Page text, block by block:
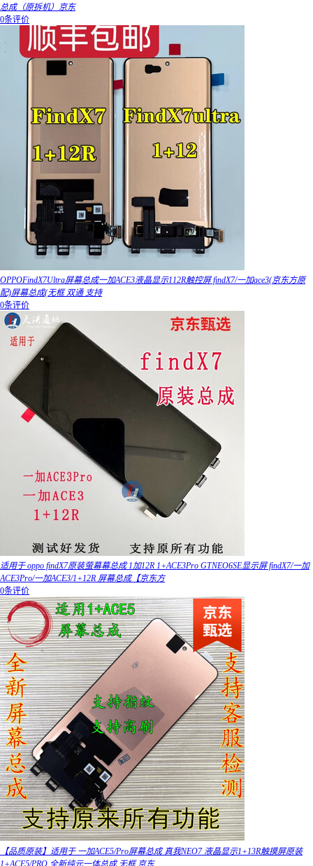
总成（原拆机）京东
0条评价
OPPOFindX7Ultra屏幕总成一加ACE3液晶显示112R触控屏 findX7/一加ace3(京东方原
配)屏幕总成(无框 双通 支持
0条评价
适用于 oppo findX7原装萤幕幕总成 1加12R 1+ACE3Pro GTNEO6SE显示屏 findX7/一加
ACE3Pro/一加ACE3/1+12R 屏幕总成【京东方
0条评价
【品质原装】适用于 一加ACE5/Pro屏幕总成 真我NEO7 液晶显示1+13R触摸屏原装
1+ACE5/PRO 全新纯元一体总成 无框 京东